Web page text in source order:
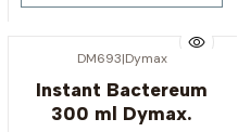
DM693|Dymax
Instant Bactereum
300 ml Dymax.